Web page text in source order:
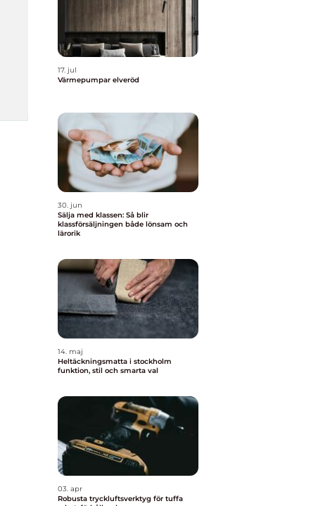
17. jul
Värmepumpar elveröd
30. jun
Sälja med klassen: Så blir
klassförsäljningen både lönsam och
lärorik
14. maj
Heltäckningsmatta i stockholm
funktion, stil och smarta val
03. apr
Robusta tryckluftsverktyg för tuffa